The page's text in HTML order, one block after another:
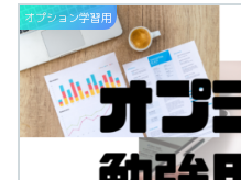
オプション学習用